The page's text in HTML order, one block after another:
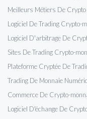
Meilleurs Métiers De Crypto
Logiciel De Trading Crypto-
Logiciel D'arbitrage De
Sites De Trading Crypto-
Plateforme Cryptée De
Trading De Monnaie
Commerce De Crypto-
Logiciel D'échange De